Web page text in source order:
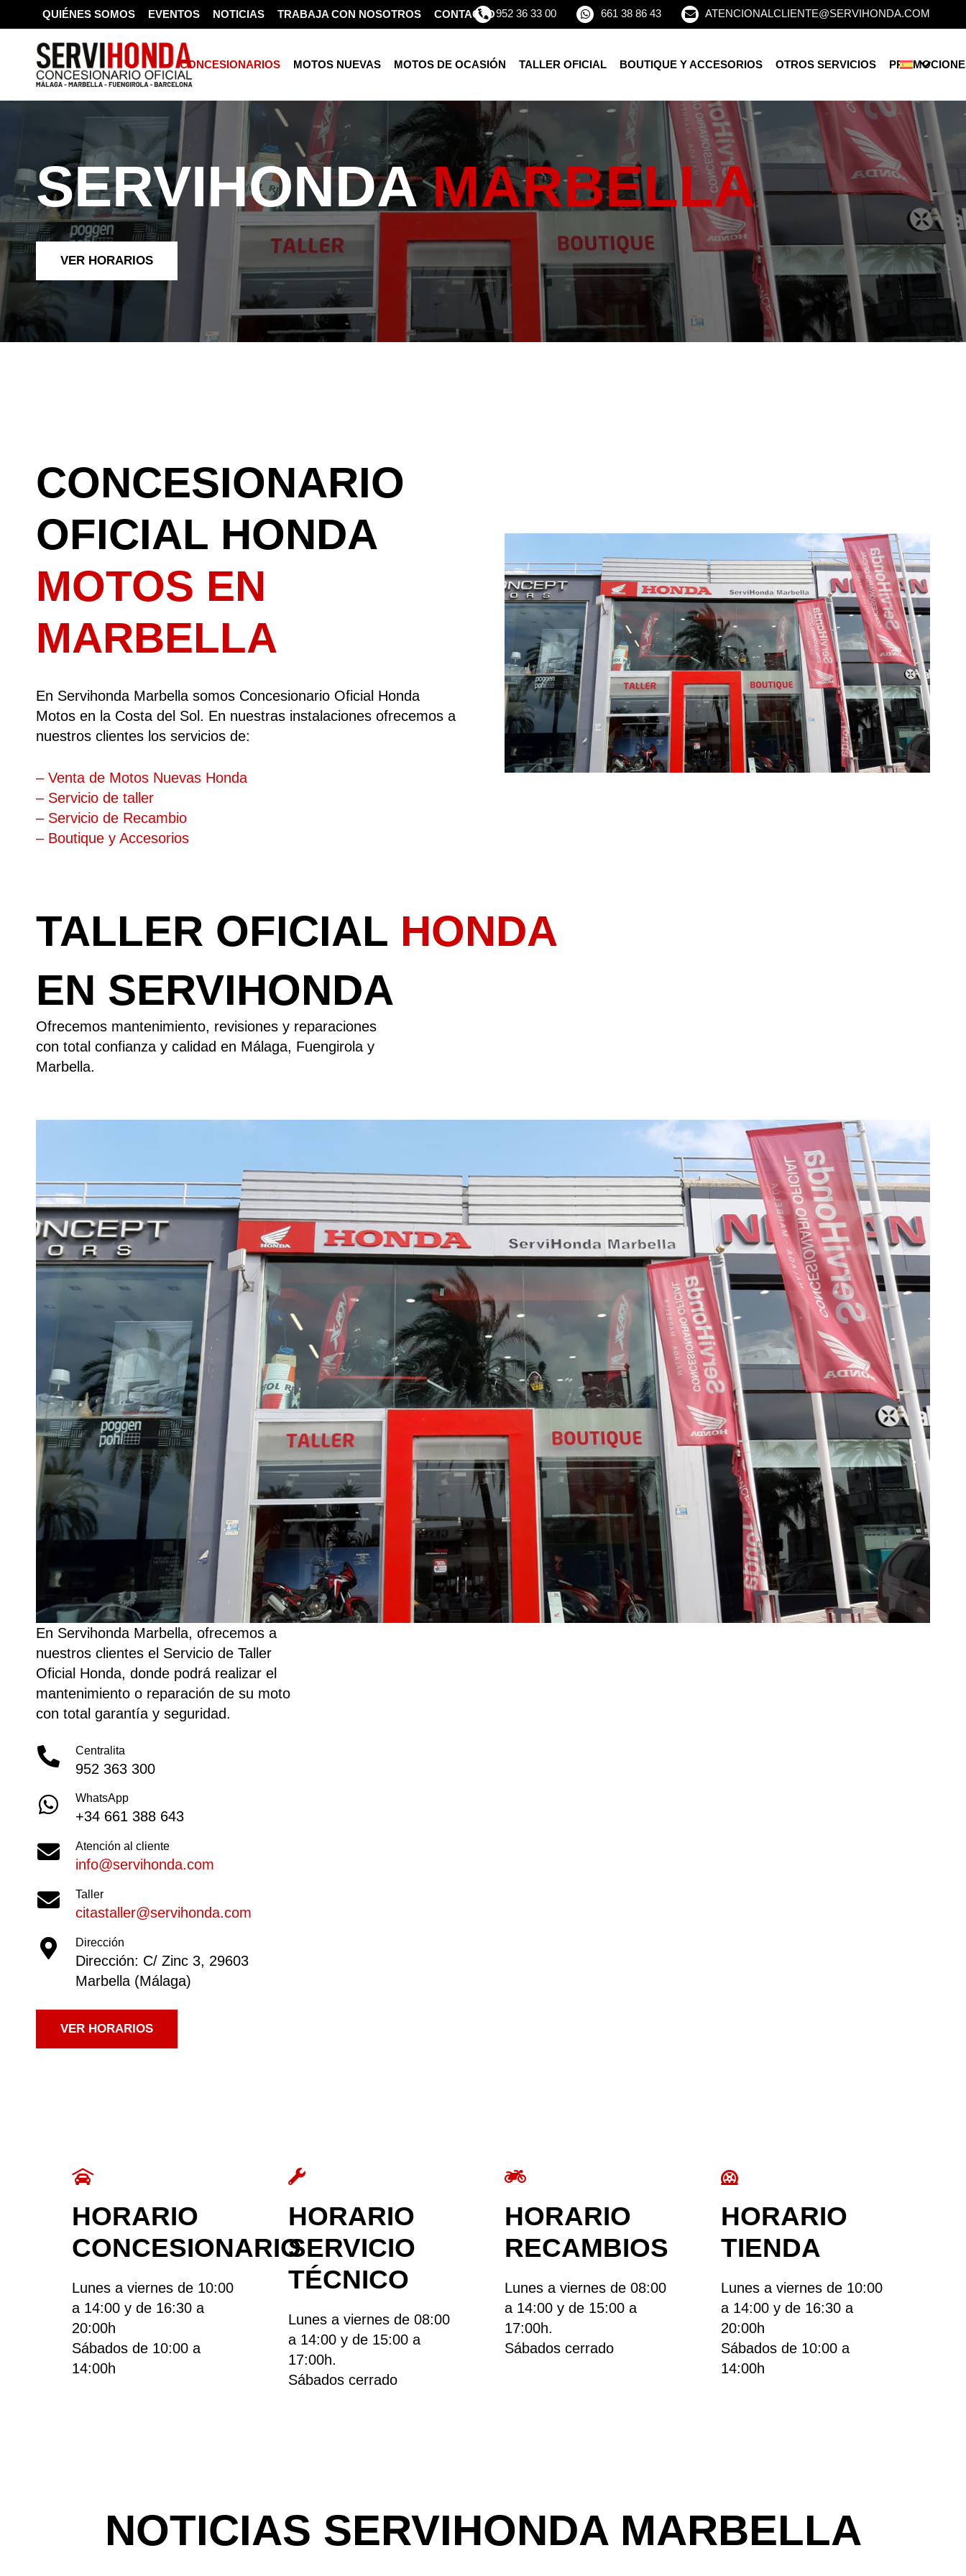
QUIÉNES SOMOS EVENTOS NOTICIAS TRABAJA CON NOSOTROS CONTACTO952 36 33 00 661 38 86 43 ATENCIONALCLIENTE@SERVIHONDA.COM
CONCESIONARIOS MOTOS NUEVAS MOTOS DE OCASIÓN TALLER OFICIAL BOUTIQUE Y ACCESORIOS OTROS SERVICIOS
SERVIHONDAMARBELLA
VER HORARIOS
CONCESIONARIO
OFICIAL HONDA
MOTOS EN
MARBELLA
En Servihonda Marbella somos Concesionario Oficial Honda
Motos en la Costa del Sol. En nuestras instalaciones ofrecemos a
nuestros clientes los servicios de:
– Venta de Motos Nuevas Honda
– Servicio de taller
– Servicio de Recambio
– Boutique y Accesorios
TALLER OFICIAL HONDA
Ofrecemos mantenimiento, revisiones y reparaciones
con total confianza y calidad en Málaga, Fuengirola y
Marbella.
EN SERVIHONDA
En Servihonda Marbella, ofrecemos a
nuestros clientes el Servicio de Taller
Oficial Honda, donde podrá realizar el
mantenimiento o reparación de su moto
con total garantía y seguridad.
Centralita
952 363 300
WhatsApp
+34 661 388 643
Atención al cliente
info@servihonda.com
Taller
citastaller@servihonda.com
Dirección
Dirección: C/ Zinc 3, 29603
Marbella (Málaga)
VER HORARIOS
HORARIO
CONCESIONARIO
Lunes a viernes de 10:00
a 14:00 y de 16:30 a
20:00h
Sábados de 10:00 a
14:00h
HORARIO
SERVICIO
TÉCNICO
Lunes a viernes de 08:00
a 14:00 y de 15:00 a
17:00h.
Sábados cerrado
HORARIO
RECAMBIOS
Lunes a viernes de 08:00
a 14:00 y de 15:00 a
17:00h.
Sábados cerrado
HORARIO
TIENDA
Lunes a viernes de 10:00
a 14:00 y de 16:30 a
20:00h
Sábados de 10:00 a
14:00h
NOTICIAS SERVIHONDA MARBELLA